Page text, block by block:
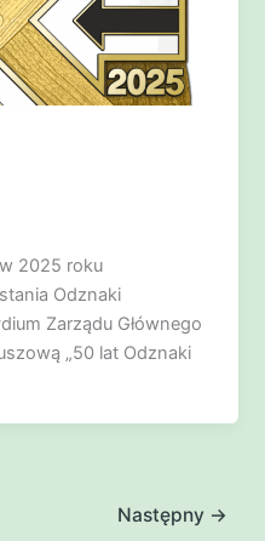
2025 roku
Odznaki
Zarządu Głównego
„50 lat Odznaki
Następny →